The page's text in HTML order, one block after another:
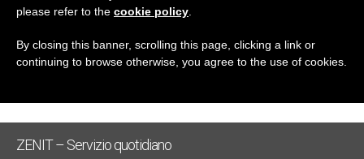
ULTIME NOTIZIE
ZENIT – Servizio quotidiano
please refer to the cookie policy
By closing this banner, scrolling this page, clicking a link or
continuing to browse otherwise, you agree to the use of cookies.